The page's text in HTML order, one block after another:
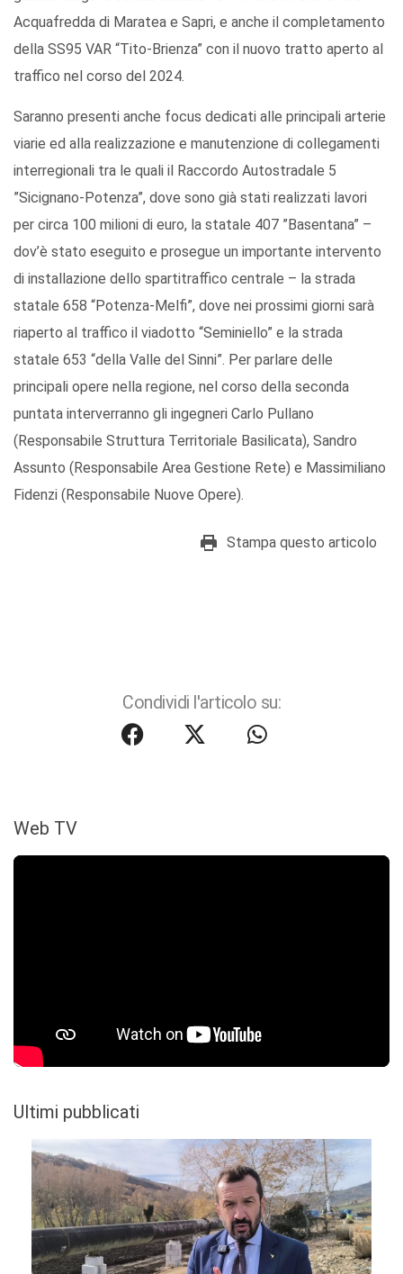
Acquafredda di Maratea e Sapri, e anche il completamento
della SS95 VAR “Tito-Brienza” con il nuovo tratto aperto al
traffico nel corso del 2024.
Saranno presenti anche focus dedicati alle principali arterie
viarie ed alla realizzazione e manutenzione di collegamenti
interregionali tra le quali il Raccordo Autostradale 5
”Sicignano-Potenza”, dove sono già stati realizzati lavori
per circa 100 milioni di euro, la statale 407 ”Basentana” –
dov’è stato eseguito e prosegue un importante intervento
di installazione dello spartitraffico centrale – la strada
statale 658 “Potenza-Melfi”, dove nei prossimi giorni sarà
riaperto al traffico il viadotto “Seminiello” e la strada
statale 653 “della Valle del Sinni”. Per parlare delle
principali opere nella regione, nel corso della seconda
puntata interverranno gli ingegneri Carlo Pullano
(Responsabile Struttura Territoriale Basilicata), Sandro
Assunto (Responsabile Area Gestione Rete) e Massimiliano
Fidenzi (Responsabile Nuove Opere).
Stampa questo articolo
Condividi l'articolo su:
Web TV
Ultimi pubblicati